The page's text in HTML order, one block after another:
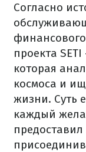
Согласно
проекта
которая
космоса и
жизни. Суть
каждый